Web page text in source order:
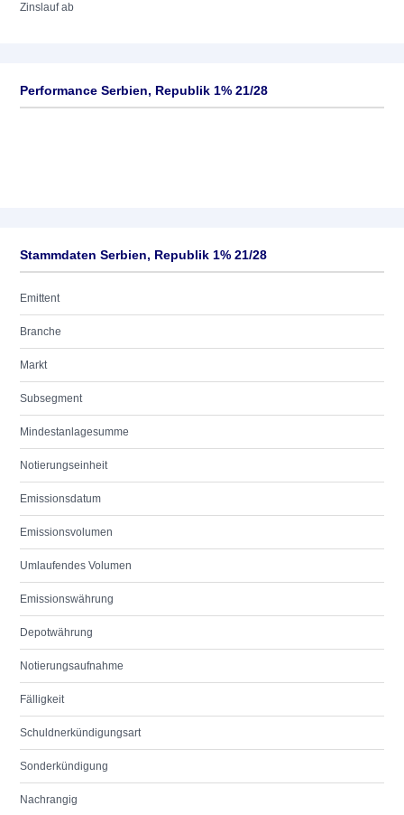
Zinslauf ab
Performance Serbien, Republik 1% 21/28
Stammdaten Serbien, Republik 1% 21/28
Emittent
Branche
Markt
Subsegment
Mindestanlagesumme
Notierungseinheit
Emissionsdatum
Emissionsvolumen
Umlaufendes Volumen
Emissionswährung
Depotwährung
Notierungsaufnahme
Fälligkeit
Schuldnerkündigungsart
Sonderkündigung
Nachrangig